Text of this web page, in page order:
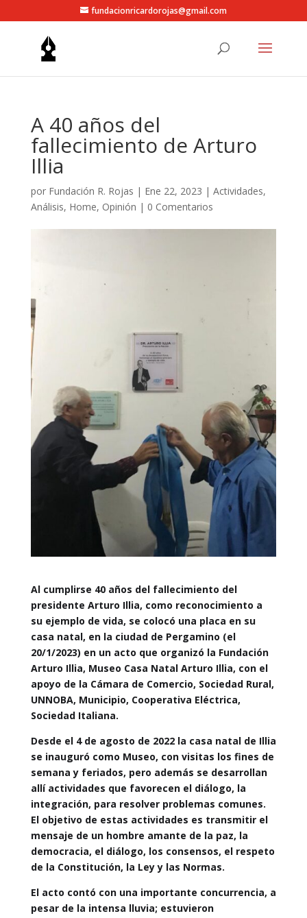
fundacionricardorojas@gmail.com
A 40 años del
fallecimiento de Arturo
Illia
por Fundación R. Rojas | Ene 22, 2023 | Actividades,
Análisis, Home, Opinión | 0 Comentarios
Al cumplirse 40 años del fallecimiento del
presidente Arturo Illia, como reconocimiento a
su ejemplo de vida, se colocó una placa en su
casa natal, en la ciudad de Pergamino (el
20/1/2023) en un acto que organizó la Fundación
Arturo Illia, Museo Casa Natal Arturo Illia, con el
apoyo de la Cámara de Comercio, Sociedad Rural,
UNNOBA, Municipio, Cooperativa Eléctrica,
Sociedad Italiana.
Desde el 4 de agosto de 2022 la casa natal de Illia
se inauguró como Museo, con visitas los fines de
semana y feriados, pero además se desarrollan
allí actividades que favorecen el diálogo, la
integración, para resolver problemas comunes.
El objetivo de estas actividades es transmitir el
mensaje de un hombre amante de la paz, la
democracia, el diálogo, los consensos, el respeto
de la Constitución, la Ley y las Normas.
El acto contó con una importante concurrencia, a
pesar de la intensa lluvia; estuvieron